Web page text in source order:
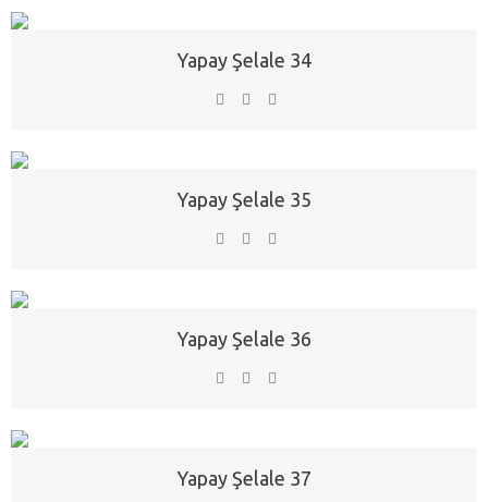
Yapay Şelale 34
Yapay Şelale 35
Yapay Şelale 36
Yapay Şelale 37